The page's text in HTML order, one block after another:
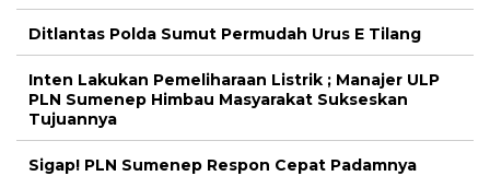
Ditlantas Polda Sumut Permudah Urus E Tilang
Inten Lakukan Pemeliharaan Listrik ; Manajer ULP
PLN Sumenep Himbau Masyarakat Sukseskan
Tujuannya
Sigap! PLN Sumenep Respon Cepat Padamnya